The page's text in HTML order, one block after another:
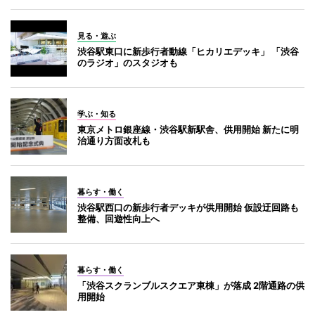
見る・遊ぶ
渋谷駅東口に新歩行者動線「ヒカリエデッキ」 「渋谷
のラジオ」のスタジオも
学ぶ・知る
東京メトロ銀座線・渋谷駅新駅舎、供用開始 新たに明
治通り方面改札も
暮らす・働く
渋谷駅西口の新歩行者デッキが供用開始 仮設迂回路も
整備、回遊性向上へ
暮らす・働く
「渋谷スクランブルスクエア東棟」が落成 2階通路の供
用開始